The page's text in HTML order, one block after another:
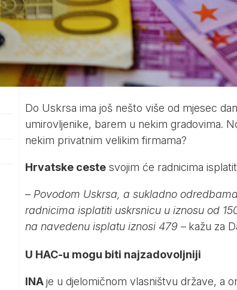
Do Uskrsa ima još nešto više od mjesec
umirovljenike, barem u nekim gradovima.
nekim privatnim velikim firmama?
Hrvatske cestesvojim će radnicima
– Povodom Uskrsa, a sukladno
radnicima isplatiti uskrsnicu u iznosu od
na navedenu isplatu iznosi 479– kažu za
U HAC-u mogu biti najzadovoljniji
INAje u djelomičnom vlasništvu države, a